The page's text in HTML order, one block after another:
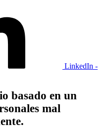
LinkedIn -
basado en un
mal